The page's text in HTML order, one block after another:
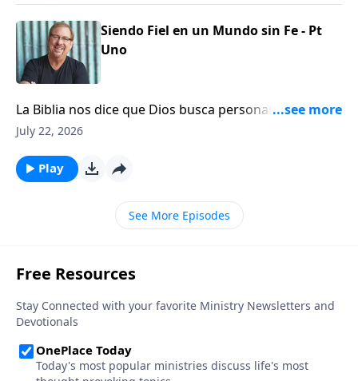
Siendo Fiel en un Mundo sin Fe - Pt
Uno
La Biblia nos dice que Dios busca personas con fe
pero que las personas fieles son difíciles de
animará a confiar en Dios cuando se trata de tus
finanzas, tu salud, tu trabajo y tus relaciones.
July 22, 2026
Play
See More Episodes